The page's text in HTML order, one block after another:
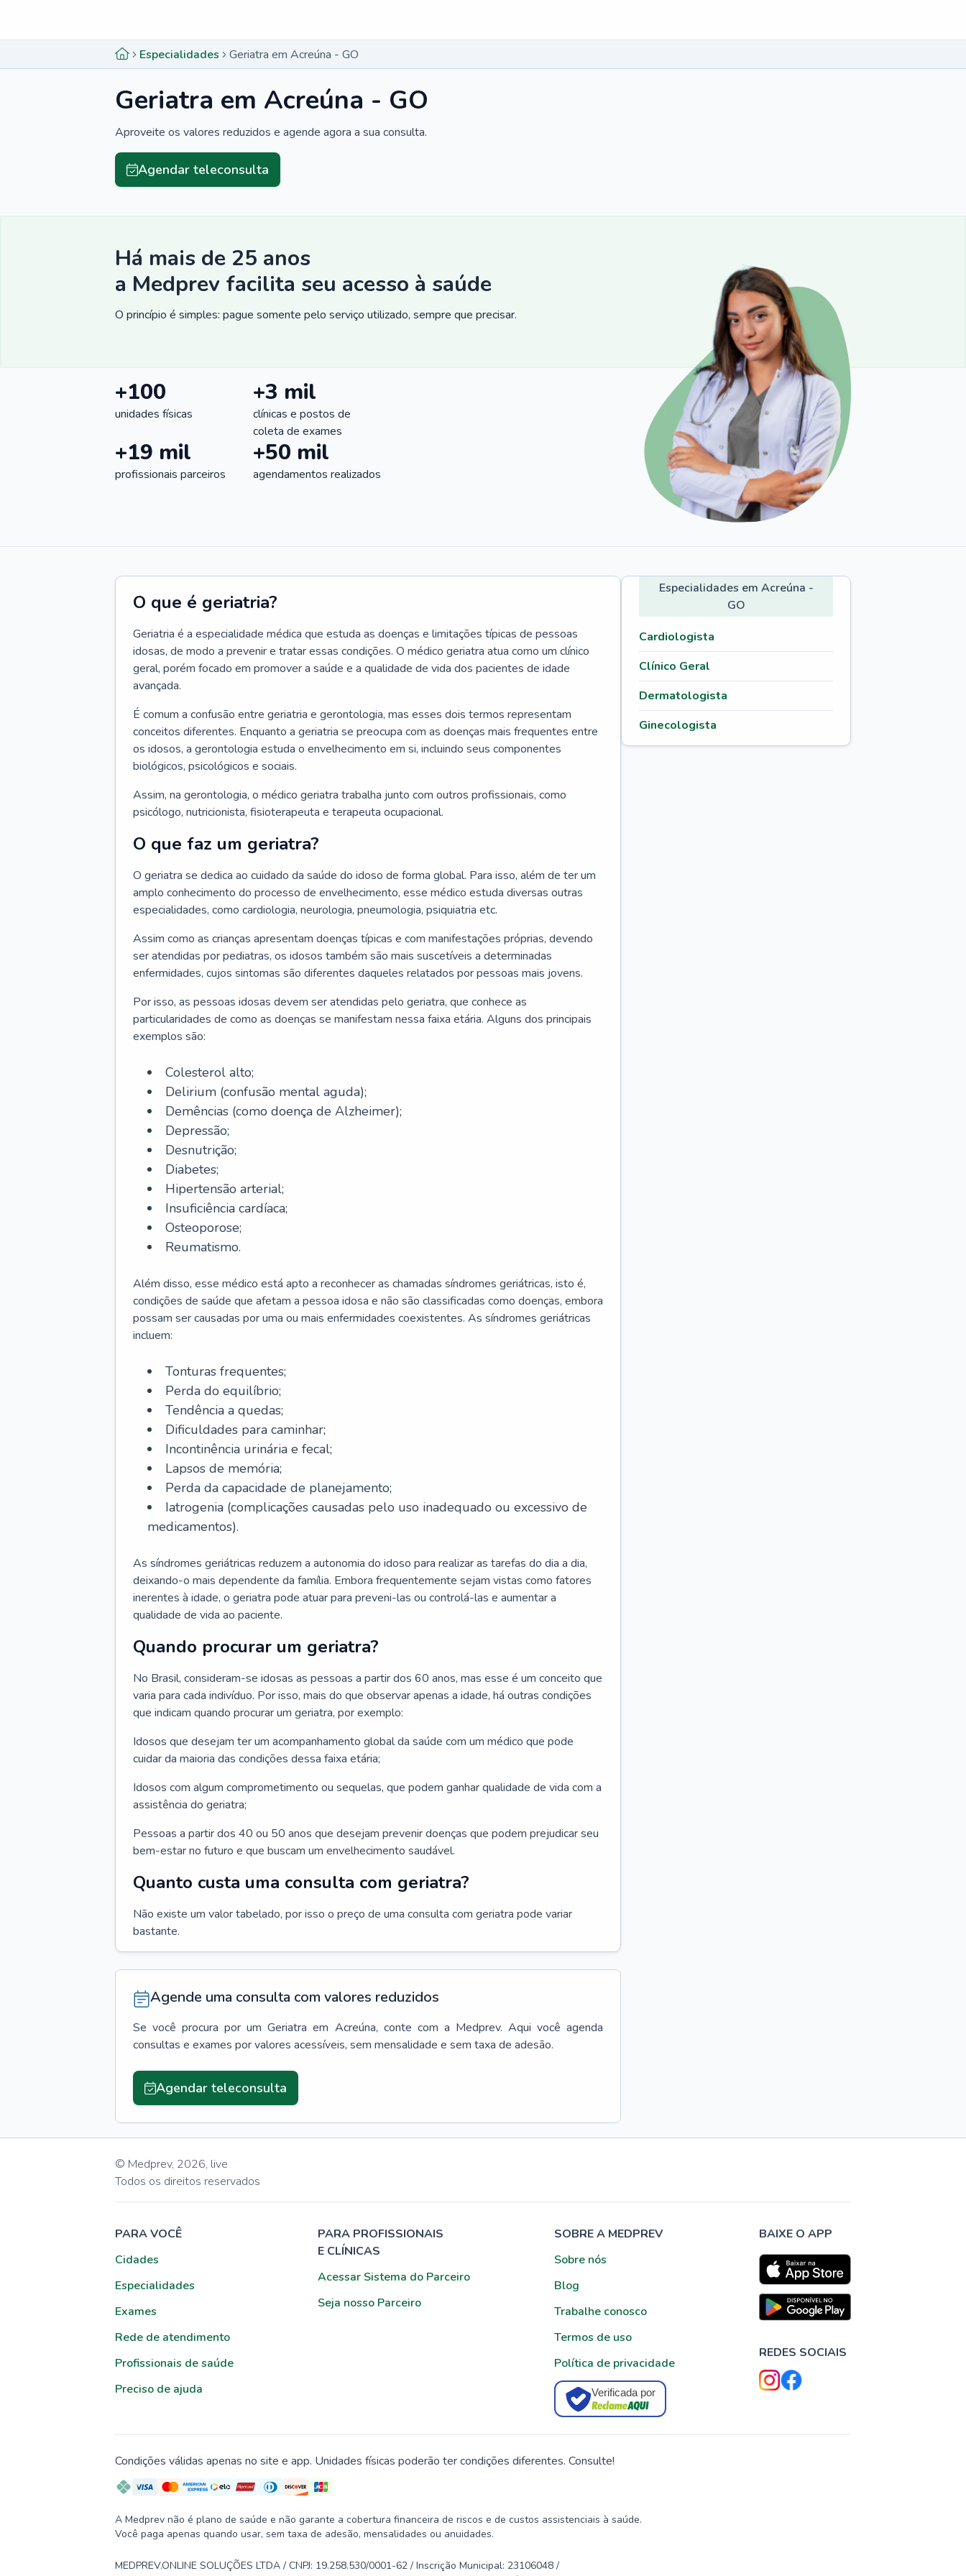
Especialidades Geriatra em Acreúna - GO
Geriatra em Acreúna - GO
Aproveite os valores reduzidos e agende agora a sua consulta.
Agendar teleconsulta
Há mais de 25 anos
a Medprev facilita seu acesso à saúde
O princípio é simples: pague somente pelo serviço utilizado, sempre que precisar.
+100
unidades físicas
+3 mil
clínicas e postos de
coleta de exames
+19 mil
profissionais parceiros
+50 mil
agendamentos realizados
O que é geriatria?
Geriatria é a especialidade médica que estuda as doenças e limitações típicas de pessoas
idosas, de modo a prevenir e tratar essas condições. O médico geriatra atua como um clínico
geral, porém focado em promover a saúde e a qualidade de vida dos pacientes de idade
avançada.
É comum a confusão entre geriatria e gerontologia, mas esses dois termos representam
conceitos diferentes. Enquanto a geriatria se preocupa com as doenças mais frequentes entre
os idosos, a gerontologia estuda o envelhecimento em si, incluindo seus componentes
biológicos, psicológicos e sociais.
Assim, na gerontologia, o médico geriatra trabalha junto com outros profissionais, como
psicólogo, nutricionista, fisioterapeuta e terapeuta ocupacional.
O que faz um geriatra?
O geriatra se dedica ao cuidado da saúde do idoso de forma global. Para isso, além de ter um
amplo conhecimento do processo de envelhecimento, esse médico estuda diversas outras
especialidades, como cardiologia, neurologia, pneumologia, psiquiatria etc.
Assim como as crianças apresentam doenças típicas e com manifestações próprias, devendo
ser atendidas por pediatras, os idosos também são mais suscetíveis a determinadas
enfermidades, cujos sintomas são diferentes daqueles relatados por pessoas mais jovens.
Por isso, as pessoas idosas devem ser atendidas pelo geriatra, que conhece as
particularidades de como as doenças se manifestam nessa faixa etária. Alguns dos principais
exemplos são:
Colesterol alto;
Delirium (confusão mental aguda);
Demências (como doença de Alzheimer);
Depressão;
Desnutrição;
Diabetes;
Hipertensão arterial;
Insuficiência cardíaca;
Osteoporose;
Reumatismo.
Além disso, esse médico está apto a reconhecer as chamadas síndromes geriátricas, isto é,
condições de saúde que afetam a pessoa idosa e não são classificadas como doenças, embora
possam ser causadas por uma ou mais enfermidades coexistentes. As síndromes geriátricas
incluem:
Tonturas frequentes;
Perda do equilíbrio;
Tendência a quedas;
Dificuldades para caminhar;
Incontinência urinária e fecal;
Lapsos de memória;
Perda da capacidade de planejamento;
Iatrogenia (complicações causadas pelo uso inadequado ou excessivo de
medicamentos).
As síndromes geriátricas reduzem a autonomia do idoso para realizar as tarefas do dia a dia,
deixando-o mais dependente da família. Embora frequentemente sejam vistas como fatores
inerentes à idade, o geriatra pode atuar para preveni-las ou controlá-las e aumentar a
qualidade de vida ao paciente.
Quando procurar um geriatra?
No Brasil, consideram-se idosas as pessoas a partir dos 60 anos, mas esse é um conceito que
varia para cada indivíduo. Por isso, mais do que observar apenas a idade, há outras condições
que indicam quando procurar um geriatra, por exemplo:
Idosos que desejam ter um acompanhamento global da saúde com um médico que pode
cuidar da maioria das condições dessa faixa etária;
Idosos com algum comprometimento ou sequelas, que podem ganhar qualidade de vida com a
assistência do geriatra;
Pessoas a partir dos 40 ou 50 anos que desejam prevenir doenças que podem prejudicar seu
bem-estar no futuro e que buscam um envelhecimento saudável.
Quanto custa uma consulta com geriatra?
Não existe um valor tabelado, por isso o preço de uma consulta com geriatra pode variar
bastante.
Agende uma consulta com valores reduzidos
Se você procura por um Geriatra em Acreúna, conte com a Medprev. Aqui você agenda
consultas e exames por valores acessíveis, sem mensalidade e sem taxa de adesão.
Agendar teleconsulta
Especialidades em Acreúna -
GO
Cardiologista
Clínico Geral
Dermatologista
Ginecologista
© Medprev, 2026, live
Todos os direitos reservados
PARA VOCÊ
Cidades
Especialidades
Exames
Rede de atendimento
Profissionais de saúde
Preciso de ajuda
PARA PROFISSIONAIS
E CLÍNICAS
Acessar Sistema do Parceiro
Seja nosso Parceiro
SOBRE A MEDPREV
Sobre nós
Blog
Trabalhe conosco
Termos de uso
Política de privacidade
Verificada por
BAIXE O APP
REDES SOCIAIS
Condições válidas apenas no site e app. Unidades físicas poderão ter condições diferentes. Consulte!
A Medprev não é plano de saúde e não garante a cobertura financeira de riscos e de custos assistenciais à saúde.
Você paga apenas quando usar, sem taxa de adesão, mensalidades ou anuidades.
MEDPREV.ONLINE SOLUÇÕES LTDA / CNPJ: 19.258.530/0001-62 / Inscrição Municipal: 23106048 /